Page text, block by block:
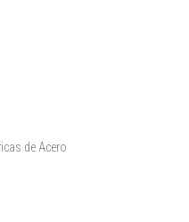
de Acero